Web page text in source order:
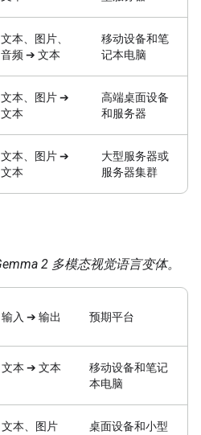
文本、图片、
音频 ➔ 文本
移动设备和笔
记本电脑
文本、图片 ➔
文本
高端桌面设备
和服务器
文本、图片 ➔
文本
大型服务器或
服务器集群
2 多模态视觉语言变体。
输入 ➔ 输出 预期平台
文本 ➔ 文本
移动设备和笔记
本电脑
文本、图片
桌面设备和小型